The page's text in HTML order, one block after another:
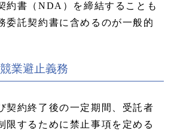
約書（NDA）を締結することも
委託契約書に含めるのが一般的
業避止義務
契約終了後の一定期間、受託者
限するために禁止事項を定める